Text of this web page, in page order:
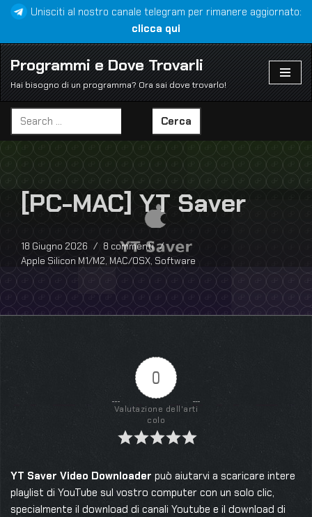
al
contenuto
Unisciti al nostro canale telegram per rimanere aggiornato:
clicca qui
Programmi e Dove Trovarli
Hai bisogno di un programma? Ora sai dove trovarlo!
Cerca
[PC-MAC] YT Saver
18 Giugno 2026
8 commenti
Apple Silicon M1/M2, MAC/OSX, Software
0
Valutazione dell'arti
colo
YT Saver Video Downloader può aiutarvi a scaricare intere
playlist di YouTube sul vostro computer con un solo clic,
specialmente il download di canali Youtube e il download di